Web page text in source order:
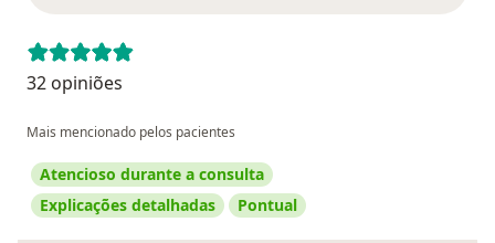
32 opiniões
Mais mencionado pelos pacientes
Atencioso durante a consulta
Explicações detalhadas
Pontual